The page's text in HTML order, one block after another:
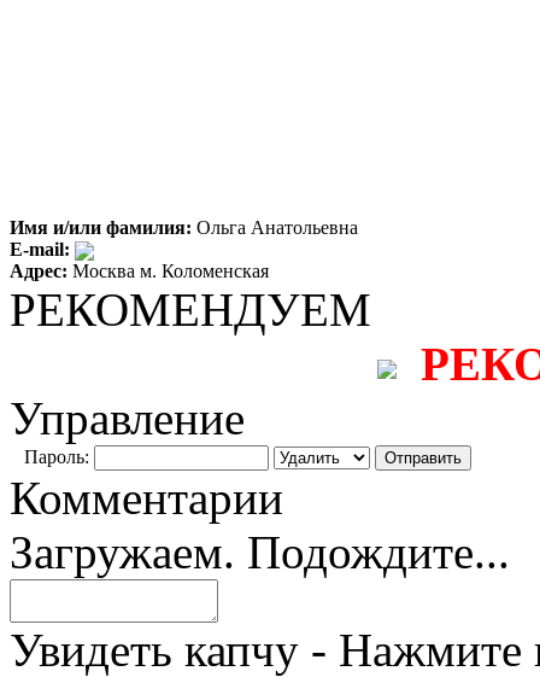
Имя и/или фамилия: Ольга Анатольевна
E-mail:
Адрес: Москва м. Коломенская
РЕКОМЕНДУЕМ
Управление
Пароль:
Комментарии
Загружаем. Подождите...
Увидеть капчу - Нажмите